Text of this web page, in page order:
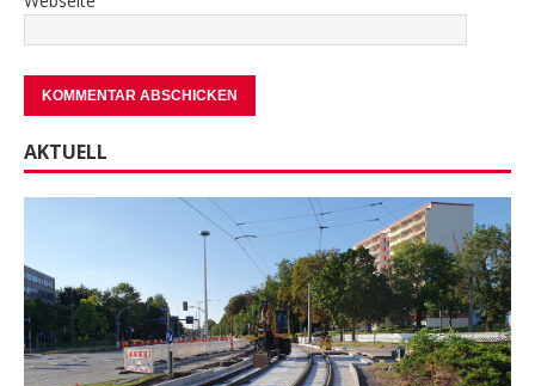
AKTUELL